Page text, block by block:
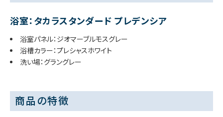
浴室：タカラスタンダード プレデンシア
浴室パネル：ジオマーブルモスグレー
浴槽カラー：プレシャスホワイト
洗い場：グラングレー
商品の特徴